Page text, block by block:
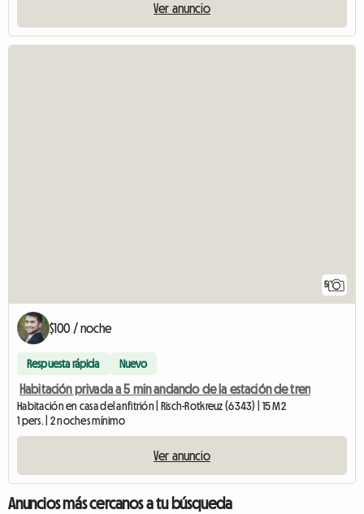
Ver anuncio
5
$100 / noche
Respuesta rápida Nuevo
Habitación privada a 5 min andando de la estación de tren
Habitación en casa del anfitrión | Risch-Rotkreuz (6343) | 15 M2
1 pers. | 2 noches mínimo
Ver anuncio
Anuncios más cercanos a tu búsqueda